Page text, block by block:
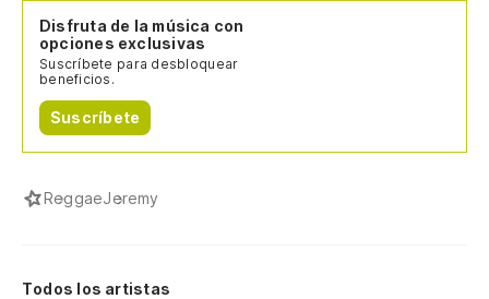
Disfruta de la música con
opciones exclusivas
Suscríbete para desbloquear
beneficios.
Suscríbete
ReggaeJeremy
Todos los artistas